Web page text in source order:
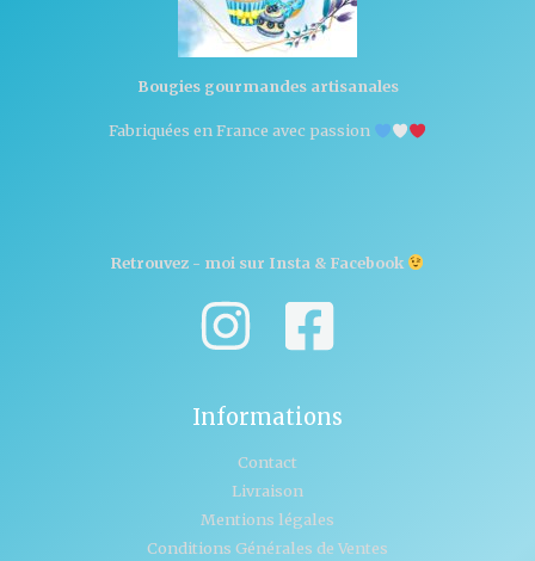
Bougies gourmandes artisanales
Fabriquées en France avec passion
Retrouvez - moi sur Insta & Facebook
Informations
Contact
Livraison
Mentions légales
Conditions Générales de Ventes